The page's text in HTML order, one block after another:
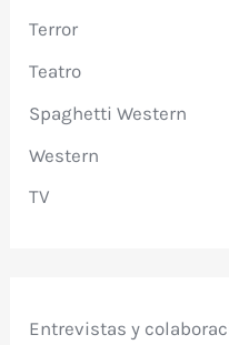
Terror
Teatro
Spaghetti Western
Western
TV
Entrevistas y